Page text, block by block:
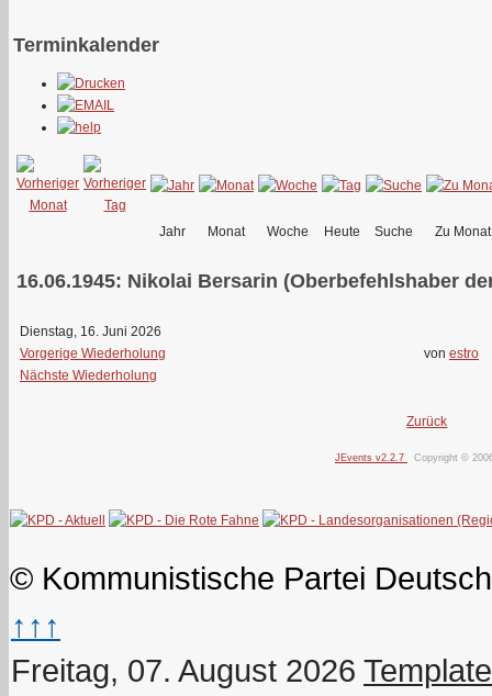
Terminkalender
Jahr Monat Woche Heute Suche Zu Monat
16.06.1945: Nikolai Bersarin (Oberbefehlshaber
Dienstag, 16. Juni 2026
Vorgerige Wiederholung
Nächste Wiederholung
von estro
Zurück
JEvents v2.2.7 Copyright ©
© Kommunistische Partei
↑↑↑
Freitag, 07. August 2026